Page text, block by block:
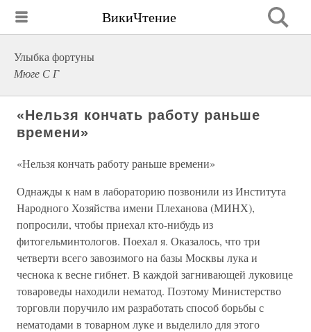
ВикиЧтение
Улыбка фортуны
Мюге С Г
«Нельзя кончать работу раньше
времени»
«Нельзя кончать работу раньше времени»
Однажды к нам в лабораторию позвонили из Института
Народного Хозяйства имени Плеханова (МИНХ),
попросили, чтобы приехал кто-нибудь из
фитогельминтологов. Поехал я. Оказалось, что три
четверти всего завозимого на базы Москвы лука и
чеснока к весне гибнет. В каждой загнивающей луковице
товароведы находили нематод. Поэтому Министерство
торговли поручило им разработать способ борьбы с
нематодами в товарном луке и выделило для этого